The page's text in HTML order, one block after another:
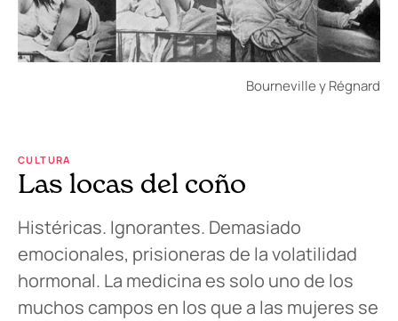
Bourneville y Régnard
CULTURA
Las locas del coño
Histéricas. Ignorantes. Demasiado
emocionales, prisioneras de la volatilidad
hormonal. La medicina es solo uno de los
muchos campos en los que a las mujeres se